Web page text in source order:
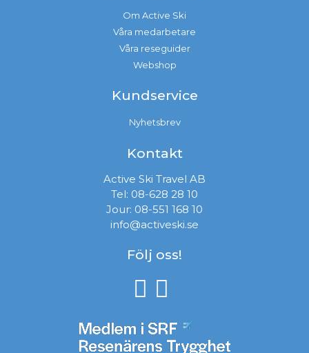
Om Active Ski
Våra medarbetare
Våra reseguider
Webshop
Kundservice
Nyhetsbrev
Kontakt
Active Ski Travel AB
Tel: 08-628 28 10
Jour: 08-551 168 10
info@activeski.se
Följ oss!